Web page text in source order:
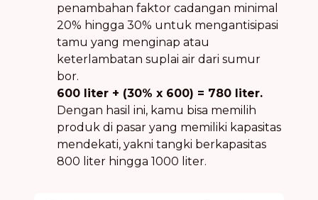
penambahan faktor cadangan minimal
20% hingga 30% untuk mengantisipasi
tamu yang menginap atau
keterlambatan suplai air dari sumur
bor.
600 liter + (30% x 600) = 780 liter.
Dengan hasil ini, kamu bisa memilih
produk di pasar yang memiliki kapasitas
mendekati, yakni tangki berkapasitas
800 liter hingga 1000 liter.